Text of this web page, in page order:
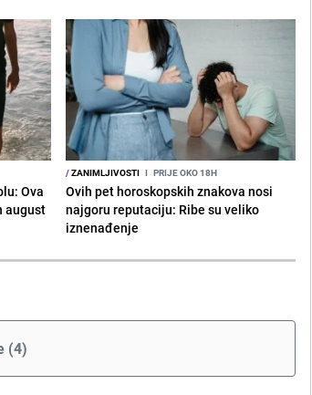
Ova
august
/ZANIMLJIVOSTI I PRIJE OKO 18H
Ovih pet horoskopskih znakova nosi
najgoru reputaciju: Ribe su veliko
iznenađenje
(4)